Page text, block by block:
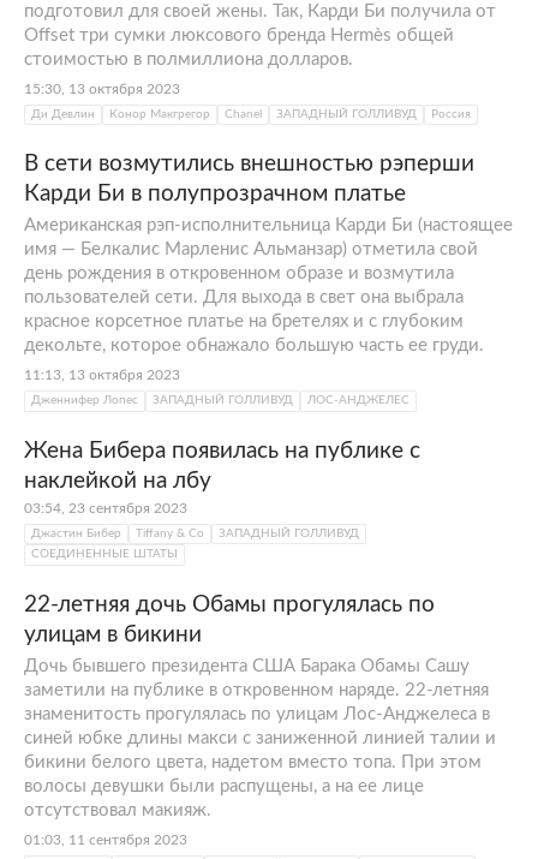
подготовил для своей жены. Так, Карди Би получила от
Offset три сумки люксового бренда Hermès общей
стоимостью в полмиллиона долларов.
15:30, 13 октября 2023
Ди Девлин Конор Макгрегор Chanel ЗАПАДНЫЙ ГОЛЛИВУД Россия
В сети возмутились внешностью рэперши
Карди Би в полупрозрачном платье
Американская рэп-исполнительница Карди Би (настоящее
имя — Белкалис Марленис Альманзар) отметила свой
день рождения в откровенном образе и возмутила
пользователей сети. Для выхода в свет она выбрала
красное корсетное платье на бретелях и с глубоким
декольте, которое обнажало большую часть ее груди.
11:13, 13 октября 2023
Дженнифер Лопес ЗАПАДНЫЙ ГОЛЛИВУД ЛОС-АНДЖЕЛЕС
Жена Бибера появилась на публике с
наклейкой на лбу
03:54, 23 сентября 2023
Джастин Бибер Tiffany & Co
ЗАПАДНЫЙ ГОЛЛИВУД
СОЕДИНЕННЫЕ ШТАТЫ
22-летняя дочь Обамы прогулялась по
улицам в бикини
Дочь бывшего президента США Барака Обамы Сашу
заметили на публике в откровенном наряде. 22-летняя
знаменитость прогулялась по улицам Лос-Анджелеса в
синей юбке длины макси с заниженной линией талии и
бикини белого цвета, надетом вместо топа. При этом
волосы девушки были распущены, а на ее лице
отсутствовал макияж.
01:03, 11 сентября 2023